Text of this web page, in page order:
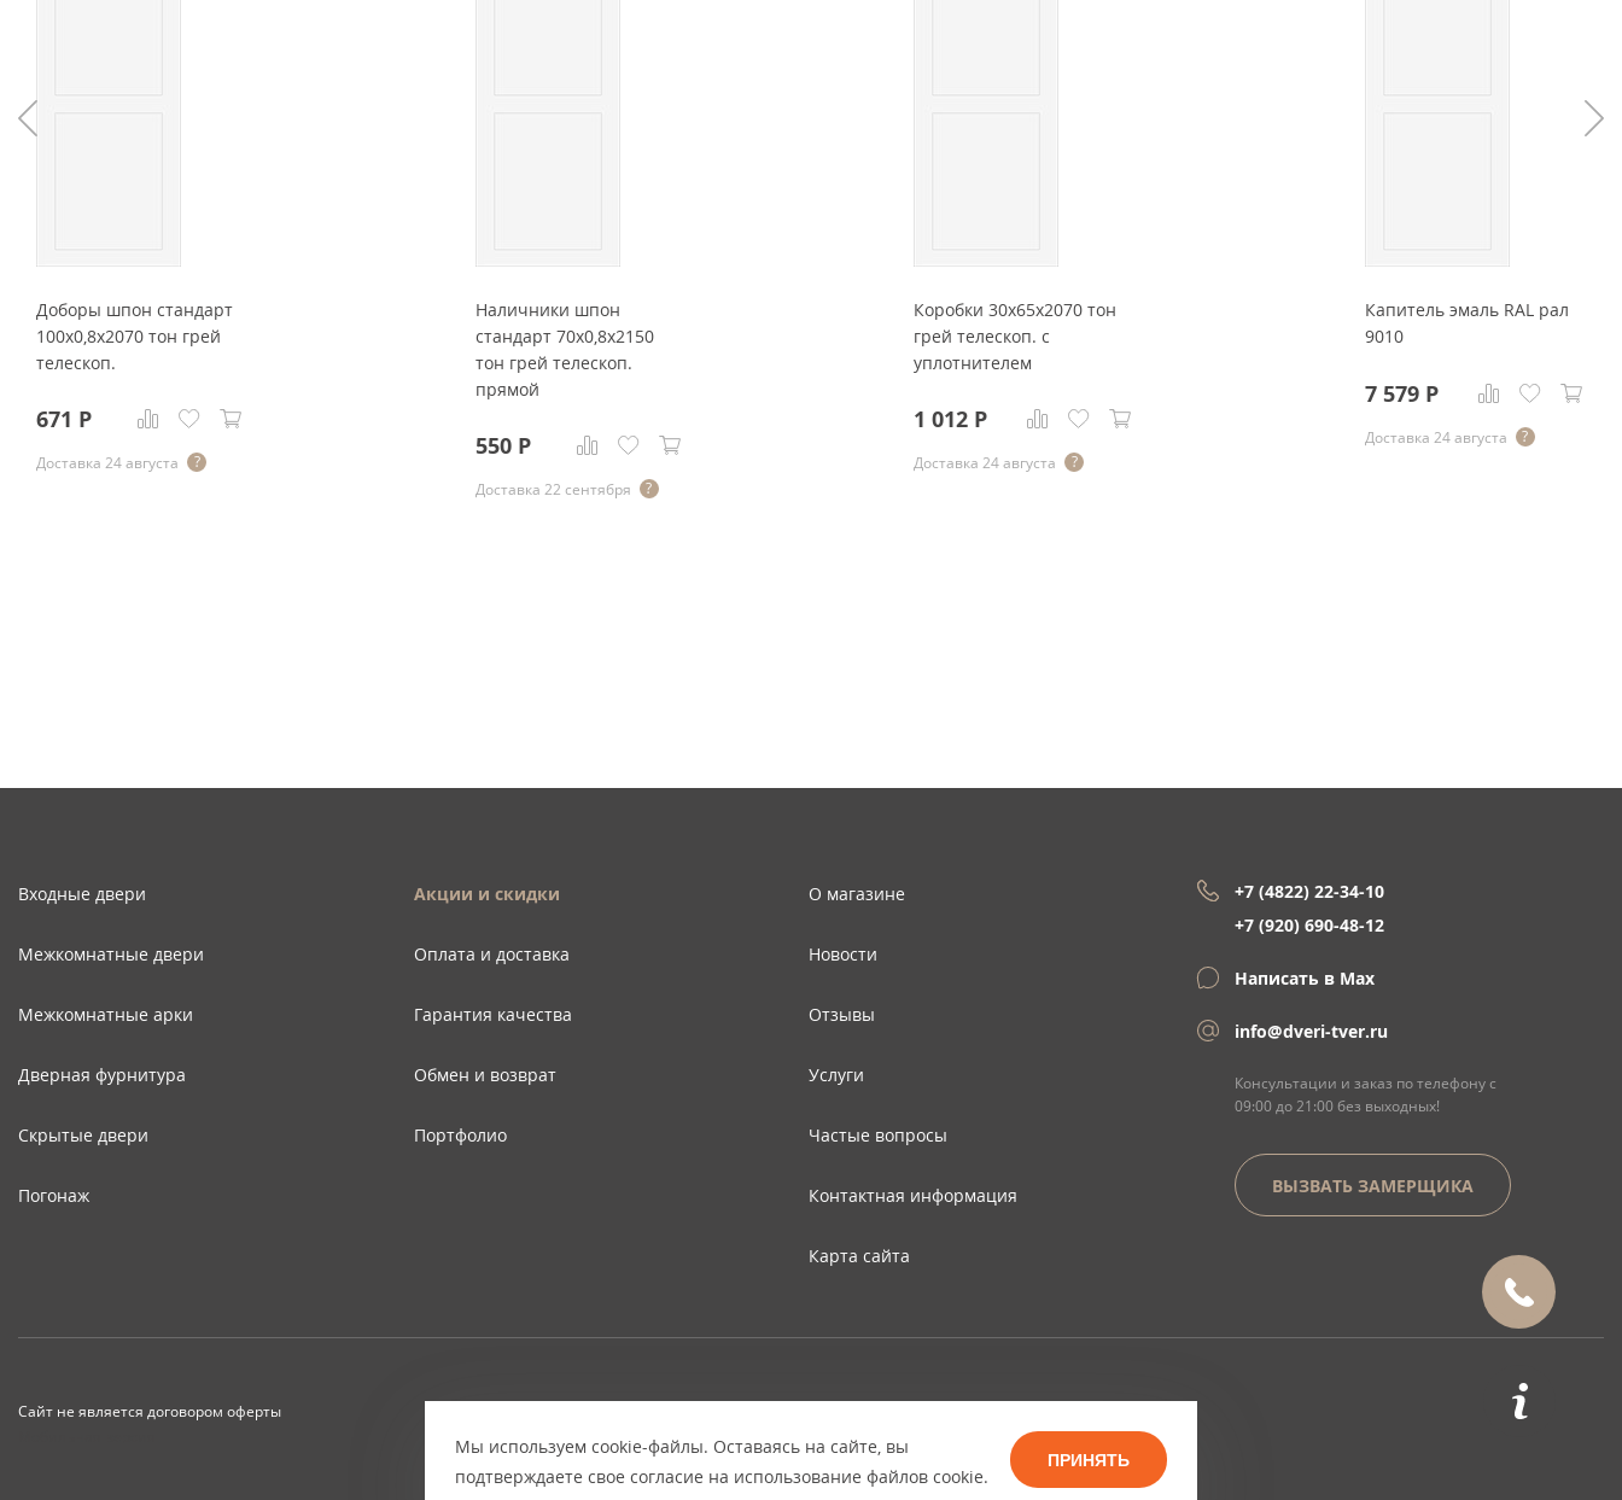
Доборы шпон стандарт
100x0,8x2070 тон грей
телескоп.
671 Р
Доставка 24 августа
Наличники шпон
стандарт 70x0,8x2150
тон грей телескоп.
прямой
550Р
Доставка 22 сентября
Коробки 30x65x2070 тон
грей телескоп. с
уплотнителем
1 012 Р
Доставка 24 августа
Капитель эмаль RAL рал
9010
7 579Р
Доставка 24 августа
Входные двери
Межкомнатные двери
Межкомнатные арки
Дверная фурнитура
Скрытые двери
Погонаж
Акции и скидки
Оплата и доставка
Гарантия качества
Обмен и возврат
Портфолио
О магазине
Новости
Отзывы
Услуги
Частые вопросы
Контактная информация
Карта сайта
+7 (4822) 22-34-10
+7 (920) 690-48-12
Написать в Max
info@dveri-tver.ru
Консультации и заказ по телефону с
09:00 до 21:00 без выходных!
ВЫЗВАТЬ ЗАМЕРЩИКА
Сайт не является договором оферты
межкомнатных дверей в Твери
Мы используем cookie-файлы. Оставаясь на сайте, вы
подтверждаете свое согласие на использование файлов cookie.
ПРИНЯТЬ